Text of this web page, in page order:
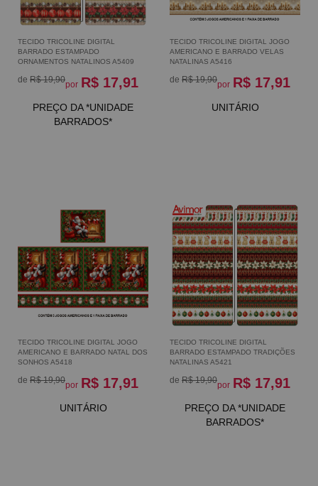
TECIDO TRICOLINE DIGITAL
BARRADO ESTAMPADO
ORNAMENTOS NATALINOS A5409
de R$ 19,90por R$ 17,91
PREÇO DA *UNIDADE
BARRADOS*
TECIDO TRICOLINE DIGITAL JOGO
AMERICANO E BARRADO VELAS
NATALINAS A5416
de R$ 19,90por R$ 17,91
UNITÁRIO
TECIDO TRICOLINE DIGITAL JOGO
AMERICANO E BARRADO NATAL DOS
SONHOS A5418
de R$ 19,90por R$ 17,91
UNITÁRIO
TECIDO TRICOLINE DIGITAL
BARRADO ESTAMPADO TRADIÇÕES
NATALINAS A5421
de R$ 19,90por R$ 17,91
PREÇO DA *UNIDADE
BARRADOS*